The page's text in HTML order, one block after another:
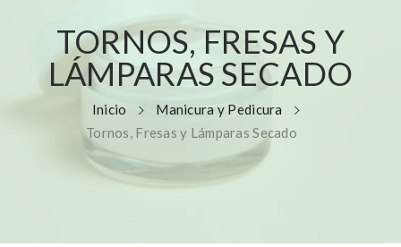
TORNOS, FRESAS Y
LÁMPARAS SECADO
Inicio
Manicura y Pedicura
Tornos, Fresas y Lámparas Secado